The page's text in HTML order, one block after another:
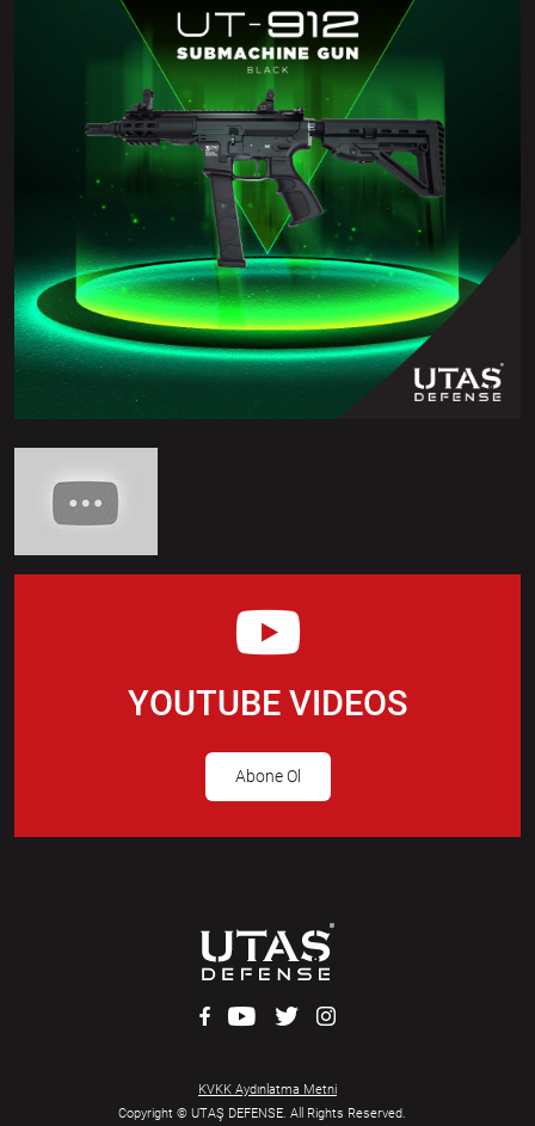
YOUTUBE VIDEOS
Abone Ol
Copyright © UTAŞ DEFENSE. All Rights Reserved.
KVKK Aydınlatma Metni